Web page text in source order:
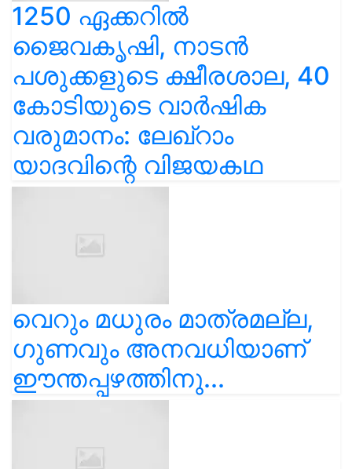
1250 ഏക്കറിൽ
ജൈവകൃഷി, നാടൻ
പശുക്കളുടെ ക്ഷീരശാല, 40
കോടിയുടെ വാർഷിക
വരുമാനം: ലേഖ്‌റാം
യാദവിന്റെ വിജയകഥ
വെറും മധുരം മാത്രമല്ല,
ഗുണവും അനവധിയാണ്
ഈന്തപ്പഴത്തിനു...